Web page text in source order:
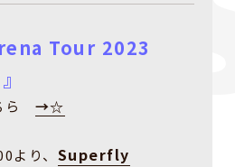
Tour 2023
ら →☆
より、 Superfly